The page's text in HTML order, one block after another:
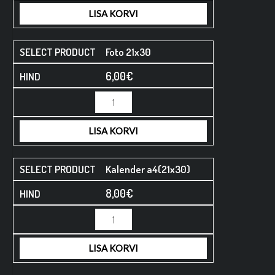
LISA KORVI
Foto 21x30
6,00€
LISA KORVI
Kalender a4(21x30)
8,00€
LISA KORVI